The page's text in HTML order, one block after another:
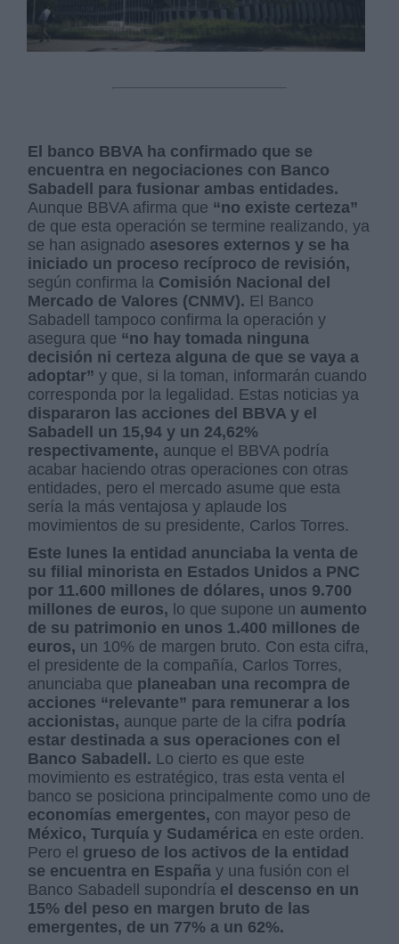
El banco BBVA ha confirmado que se
encuentra en negociaciones con Banco
Sabadell para fusionar ambas entidades.
Aunque BBVA afirma que “no existe certeza”
de que esta operación se termine realizando, ya
se han asignado asesores externos y se ha
iniciado un proceso recíproco de revisión,
según confirma la Comisión Nacional del
Mercado de Valores (CNMV). El Banco
Sabadell tampoco confirma la operación y
asegura que “no hay tomada ninguna
decisión ni certeza alguna de que se vaya a
adoptar” y que, si la toman, informarán cuando
corresponda por la legalidad. Estas noticias ya
dispararon las acciones del BBVA y el
Sabadell un 15,94 y un 24,62%
respectivamente, aunque el BBVA podría
acabar haciendo otras operaciones con otras
entidades, pero el mercado asume que esta
sería la más ventajosa y aplaude los
movimientos de su presidente, Carlos Torres.
Este lunes la entidad anunciaba la venta de
su filial minorista en Estados Unidos a PNC
por 11.600 millones de dólares, unos 9.700
millones de euros, lo que supone un aumento
de su patrimonio en unos 1.400 millones de
euros, un 10% de margen bruto. Con esta cifra,
el presidente de la compañía, Carlos Torres,
anunciaba que planeaban una recompra de
acciones “relevante” para remunerar a los
accionistas, aunque parte de la cifra podría
estar destinada a sus operaciones con el
Banco Sabadell. Lo cierto es que este
movimiento es estratégico, tras esta venta el
banco se posiciona principalmente como uno de
economías emergentes, con mayor peso de
México, Turquía y Sudamérica en este orden.
Pero el grueso de los activos de la entidad
se encuentra en Españay una fusión con el
Banco Sabadell supondría el descenso en un
15% del peso en margen bruto de las
emergentes, de un 77% a un 62%.